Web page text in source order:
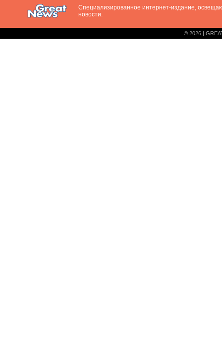
Специализированное интернет-издание,
новости.
© 2026 |